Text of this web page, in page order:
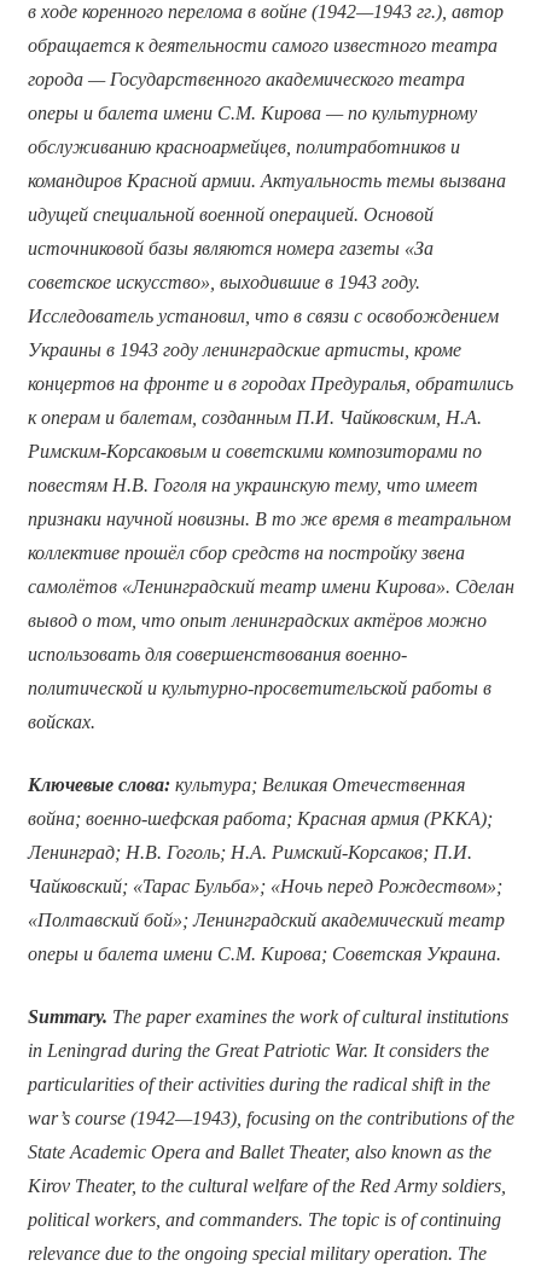
в ходе коренного перелома в войне (1942—1943 гг.), автор
обращается к деятельности самого известного театра
города — Государственного академического театра
оперы и балета имени С.М. Кирова — по культурному
обслуживанию красноармейцев, политработников и
командиров Красной армии. Актуальность темы вызвана
идущей специальной военной операцией. Основой
источниковой базы являются номера газеты «За
советское искусство», выходившие в 1943 году.
Исследователь установил, что в связи с освобождением
Украины в 1943 году ленинградские артисты, кроме
концертов на фронте и в городах Предуралья, обратились
к операм и балетам, созданным П.И. Чайковским, Н.А.
Римским-Корсаковым и советскими композиторами по
повестям Н.В. Гоголя на украинскую тему, что имеет
признаки научной новизны. В то же время в театральном
коллективе прошёл сбор средств на постройку звена
самолётов «Ленинградский театр имени Кирова». Сделан
вывод о том, что опыт ленинградских актёров можно
использовать для совершенствования военно-
политической и культурно-просветительской работы в
войсках.
Ключевые слова:культура; Великая Отечественная
война; военно-шефская работа; Красная армия (РККА);
Ленинград; Н.В. Гоголь; Н.А. Римский-Корсаков; П.И.
Чайковский; «Тарас Бульба»; «Ночь перед Рождеством»;
«Полтавский бой»; Ленинградский академический театр
оперы и балета имени С.М. Кирова; Советская Украина.
Summary. The paper examines the work of cultural institutions
in Leningrad during the Great Patriotic War. It considers the
particularities of their activities during the radical shift in the
war’s course (1942—1943), focusing on the contributions of the
State Academic Opera and Ballet Theater, also known as the
Kirov Theater, to the cultural welfare of the Red Army soldiers,
political workers, and commanders. The topic is of continuing
relevance due to the ongoing special military operation. The